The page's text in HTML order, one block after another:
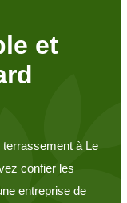
et
terrassement à Le
confier les
entreprise de